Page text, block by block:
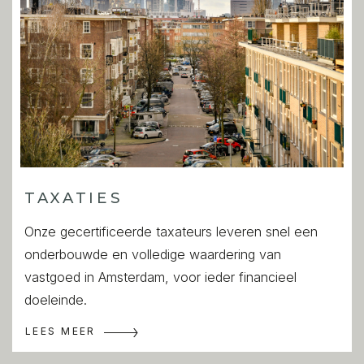
u specifieke wensen heeft omtrent de woning,
adviseren wij u deze tijdig kenbaar te maken aan uw
aankopend makelaar en hiernaar zelfstandig onderzoek
te (laten) doen. Indien u geen deskundige
vertegenwoordiger inschakelt, acht u zich volgens de
wet deskundig genoeg om alles wat van belang is of
kan zijn voor u te kunnen overzien. Van toepassing zijn
de NVM voorwaarden.
Light, Charm, and Comfort in the Heart of the
Spiegelkwartier
This fully renovated 63 m² apartment with two
bedrooms combines stylish interiors, luxury finishes, and
TAXATIES
Onze gecertificeerde taxateurs leveren snel een
onderbouwde en volledige waardering van
vastgoed in Amsterdam, voor ieder financieel
doeleinde.
LEES MEER